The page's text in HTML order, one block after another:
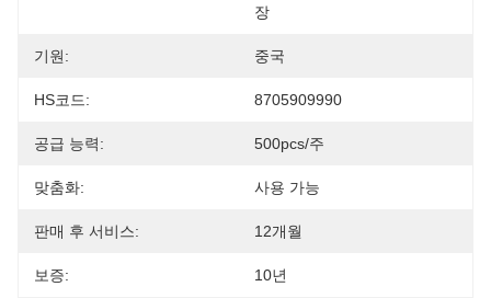
장
기원: 중국
HS코드: 8705909990
공급 능력: 500pcs/주
맞춤화: 사용 가능
판매 후 서비스: 12개월
보증: 10년